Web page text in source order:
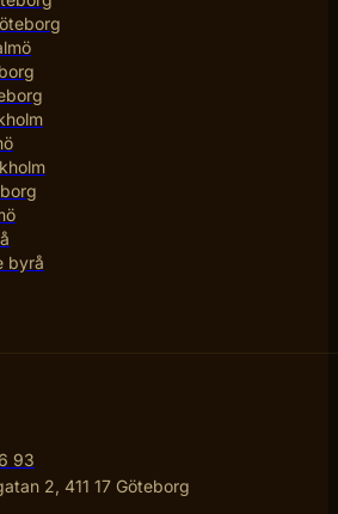
byrå
93
2, 411 17 Göteborg